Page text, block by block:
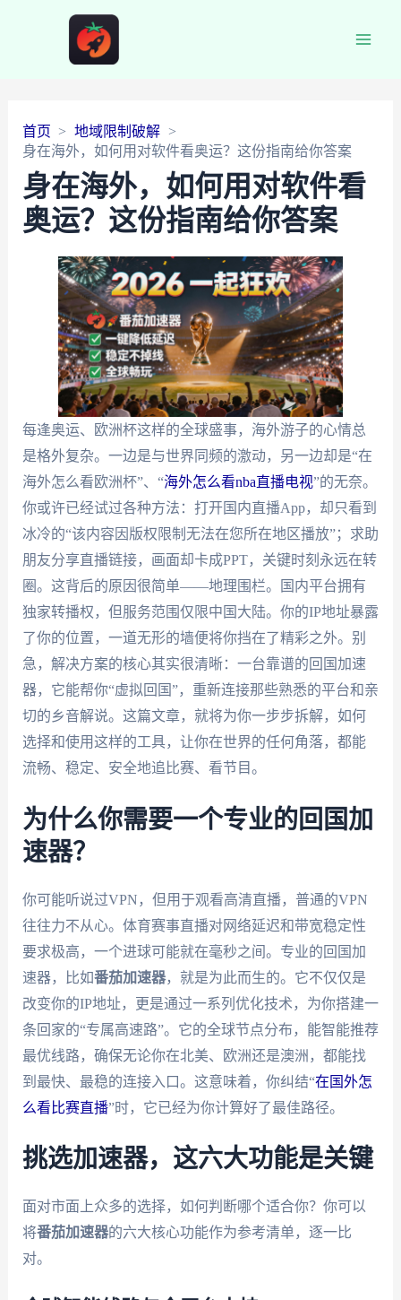
首页
地域限制破解
身在海外，如何用对软件看奥运？这份指南给你答案
身在海外，如何用对软件看
奥运？这份指南给你答案
每逢奥运、欧洲杯这样的全球盛事，海外游子的心情总
是格外复杂。一边是与世界同频的激动，另一边却是“在
海外怎么看欧洲杯”、“海外怎么看nba直播电视”的无奈。
你或许已经试过各种方法：打开国内直播App，却只看到
冰冷的“该内容因版权限制无法在您所在地区播放”；求助
朋友分享直播链接，画面却卡成PPT，关键时刻永远在转
圈。这背后的原因很简单——地理围栏。国内平台拥有
独家转播权，但服务范围仅限中国大陆。你的IP地址暴露
了你的位置，一道无形的墙便将你挡在了精彩之外。别
急，解决方案的核心其实很清晰：一台靠谱的回国加速
器，它能帮你“虚拟回国”，重新连接那些熟悉的平台和亲
切的乡音解说。这篇文章，就将为你一步步拆解，如何
选择和使用这样的工具，让你在世界的任何角落，都能
流畅、稳定、安全地追比赛、看节目。
为什么你需要一个专业的回国加
速器？
你可能听说过VPN，但用于观看高清直播，普通的VPN
往往力不从心。体育赛事直播对网络延迟和带宽稳定性
要求极高，一个进球可能就在毫秒之间。专业的回国加
速器，比如番茄加速器，就是为此而生的。它不仅仅是
改变你的IP地址，更是通过一系列优化技术，为你搭建一
条回家的“专属高速路”。它的全球节点分布，能智能推荐
最优线路，确保无论你在北美、欧洲还是澳洲，都能找
到最快、最稳的连接入口。这意味着，你纠结“在国外怎
么看比赛直播”时，它已经为你计算好了最佳路径。
挑选加速器，这六大功能是关键
面对市面上众多的选择，如何判断哪个适合你？你可以
将番茄加速器的六大核心功能作为参考清单，逐一比
对。